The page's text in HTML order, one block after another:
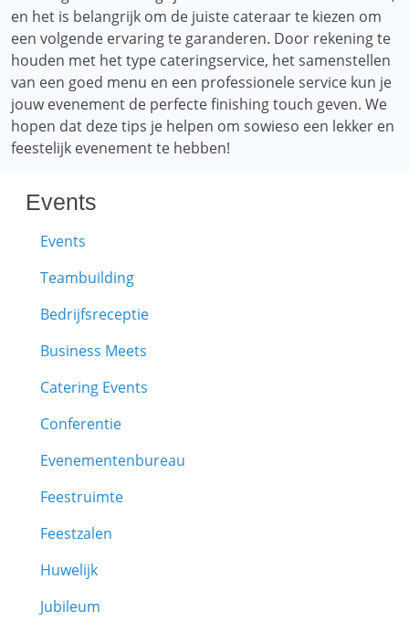
en het is belangrijk om de juiste cateraar te kiezen om
een ​​volgende ervaring te garanderen. Door rekening te
houden met het type cateringservice, het samenstellen
van een goed menu en een professionele service kun je
jouw evenement de perfecte finishing touch geven. We
hopen dat deze tips je helpen om sowieso een lekker en
feestelijk evenement te hebben!
Events
Events
Teambuilding
Bedrijfsreceptie
Business Meets
Catering Events
Conferentie
Evenementenbureau
Feestruimte
Feestzalen
Huwelijk
Jubileum